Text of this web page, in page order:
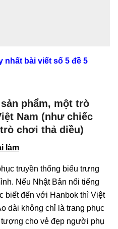
nhất bài viết số 5 đề 5
phẩm, một trò
Nam (như chiếc
chơi thả diều)
làm
truyền thống biểu trưng
Nếu Nhật Bản nổi tiếng
biết đến với Hanbok thì Việt
dài không chỉ là trang phục
cho vẻ đẹp người phụ